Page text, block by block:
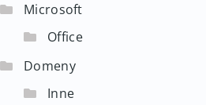
Microsoft
Office
Domeny
Inne